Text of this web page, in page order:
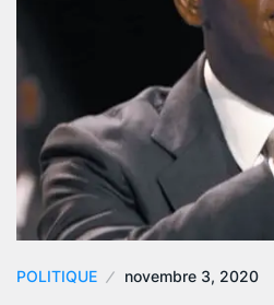
POLITIQUE novembre 3, 2020